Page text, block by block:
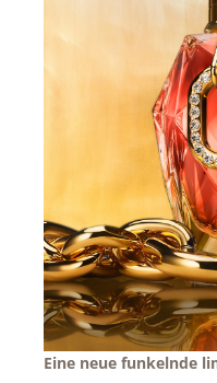
Eine neue funkelnde